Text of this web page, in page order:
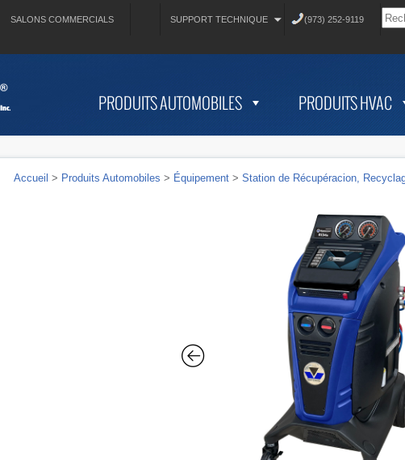
SALONS COMMERCIALS SUPPORT TECHNIQUE (973) 252-9119
PRODUITS AUTOMOBILES PRODUITS HVAC
Accueil > Produits Automobiles > Équipement> Station de Récupéracion,